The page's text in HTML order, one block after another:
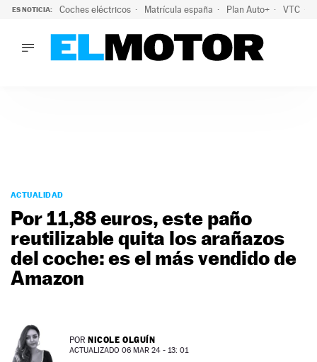
ES NOTICIA: Coches eléctricos Matrícula españa Plan Auto+ VTC
PODCAST
MOTOS
TECNOLOGÍA
SUPERCOCHES
MOTORTV
NEWSLETTER
ACTUALIDAD
Por 11,88 euros, este paño
reutilizable quita los arañazos
del coche: es el más vendido de
Amazon
POR NICOLE OLGUÍN
ACTUALIZADO 06 MAR 24 - 13: 01